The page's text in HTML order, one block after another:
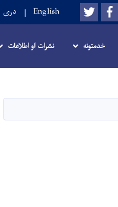
Youtube
Facebook
Twitter
English دری
خدمتونه نشرات او اطلاعات